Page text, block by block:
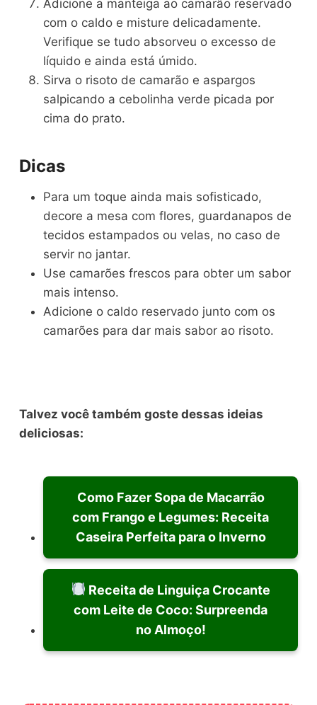
Adicione a manteiga ao camarão reservado
com o caldo e misture delicadamente.
Verifique se tudo absorveu o excesso de
líquido e ainda está úmido.
Sirva o risoto de camarão e aspargos
salpicando a cebolinha verde picada por
cima do prato.
Dicas
Para um toque ainda mais sofisticado,
decore a mesa com flores, guardanapos de
tecidos estampados ou velas, no caso de
servir no jantar.
Use camarões frescos para obter um sabor
mais intenso.
Adicione o caldo reservado junto com os
camarões para dar mais sabor ao risoto.
Talvez você também goste dessas ideias
deliciosas:
Como Fazer Sopa de Macarrão
com Frango e Legumes: Receita
Caseira Perfeita para o Inverno
Receita de Linguiça Crocante
com Leite de Coco: Surpreenda
no Almoço!